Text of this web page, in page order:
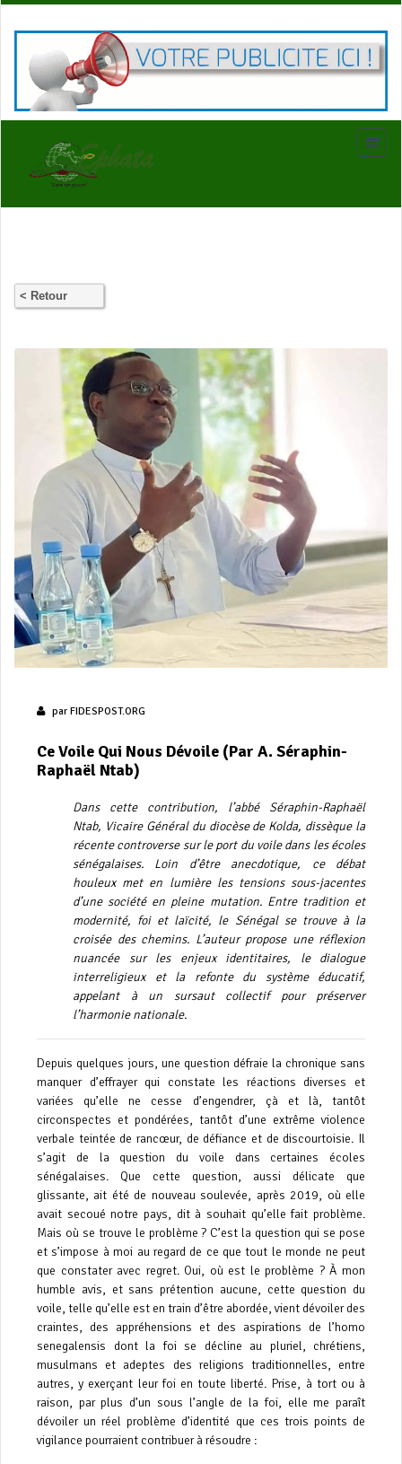
< Retour
par FIDESPOST.ORG
Ce Voile Qui Nous Dévoile (Par A. Séraphin-
Raphaël Ntab)
Dans cette contribution, l’abbé Séraphin-Raphaël
Ntab, Vicaire Général du diocèse de Kolda, dissèque la
récente controverse sur le port du voile dans les écoles
sénégalaises. Loin d’être anecdotique, ce débat
houleux met en lumière les tensions sous-jacentes
d’une société en pleine mutation. Entre tradition et
modernité, foi et laïcité, le Sénégal se trouve à la
croisée des chemins. L’auteur propose une réflexion
nuancée sur les enjeux identitaires, le dialogue
interreligieux et la refonte du système éducatif,
appelant à un sursaut collectif pour préserver
l’harmonie nationale.
Depuis quelques jours, une question défraie la chronique sans
manquer d’effrayer qui constate les réactions diverses et
variées qu’elle ne cesse d’engendrer, çà et là, tantôt
circonspectes et pondérées, tantôt d’une extrême violence
verbale teintée de rancœur, de défiance et de discourtoisie. Il
s’agit de la question du voile dans certaines écoles
sénégalaises. Que cette question, aussi délicate que
glissante, ait été de nouveau soulevée, après 2019, où elle
avait secoué notre pays, dit à souhait qu’elle fait problème.
Mais où se trouve le problème ? C’est la question qui se pose
et s’impose à moi au regard de ce que tout le monde ne peut
que constater avec regret. Oui, où est le problème ? À mon
humble avis, et sans prétention aucune, cette question du
voile, telle qu’elle est en train d’être abordée, vient dévoiler des
craintes, des appréhensions et des aspirations de l’homo
senegalensis dont la foi se décline au pluriel, chrétiens,
musulmans et adeptes des religions traditionnelles, entre
autres, y exerçant leur foi en toute liberté. Prise, à tort ou à
raison, par plus d’un sous l’angle de la foi, elle me paraît
dévoiler un réel problème d’identité que ces trois points de
vigilance pourraient contribuer à résoudre :